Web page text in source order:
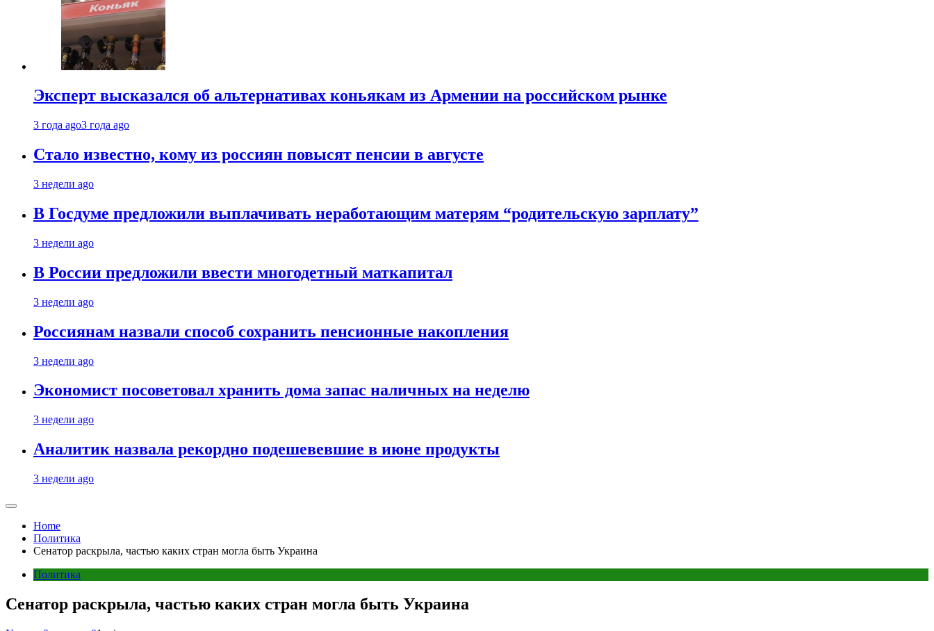
Эксперт высказался об альтернативах коньякам из Армении на российском рынке
3 года ago3 года ago
Стало известно, кому из россиян повысят пенсии в августе
3 недели ago
В Госдуме предложили выплачивать неработающим матерям “родительскую зарплату”
3 недели ago
В России предложили ввести многодетный маткапитал
3 недели ago
Россиянам назвали способ сохранить пенсионные накопления
3 недели ago
Экономист посоветовал хранить дома запас наличных на неделю
3 недели ago
Аналитик назвала рекордно подешевевшие в июне продукты
3 недели ago
Home
Политика
Сенатор раскрыла, частью каких стран могла быть Украина
Политика
Сенатор раскрыла, частью каких стран могла быть Украина